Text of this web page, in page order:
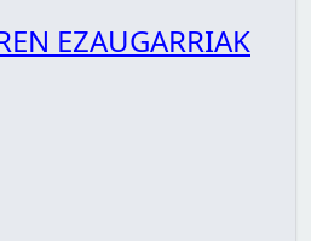
EZAUGARRIAK